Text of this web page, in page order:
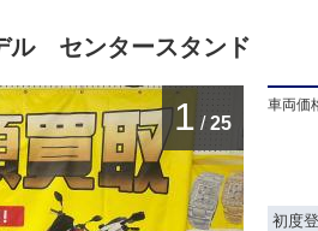
ル センタースタンド
1 / 25
車両価
初度